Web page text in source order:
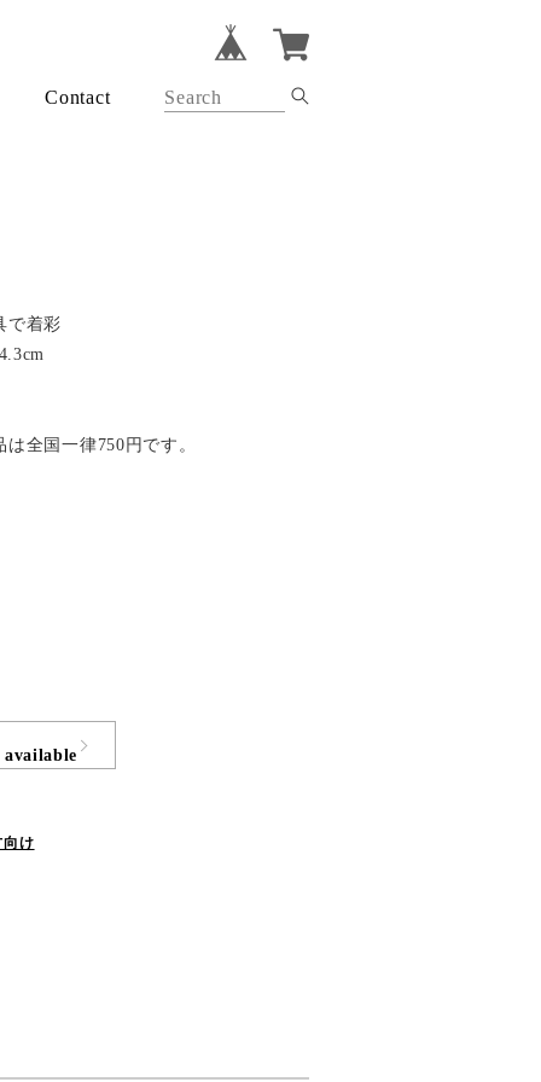
Contact
で着彩
全国一律750円です。
向け